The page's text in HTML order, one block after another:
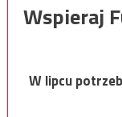
Wspieraj
W lipcu